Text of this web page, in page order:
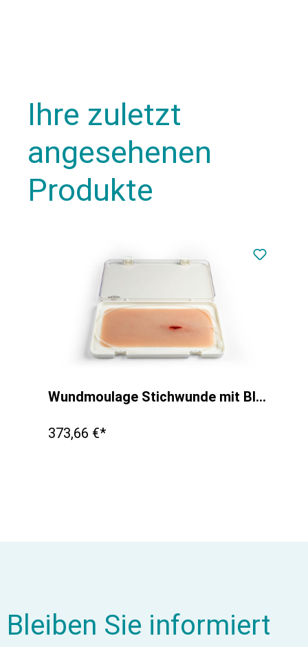
Ihre zuletzt
angesehenen
Produkte
Wundmoulage Stichwunde mit Blutungsfunktion
373,66 €*
Bleiben Sie informiert